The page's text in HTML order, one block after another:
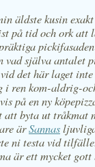
äldste kusin
på tid och ork att
vad själva antalet
det här laget
i ren kom-aldrig-
på en ny
byta ut tråkmat
ärSannas
ni testa vid
är ett mycket gott